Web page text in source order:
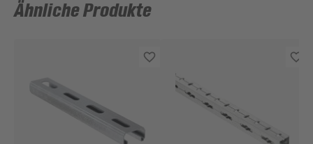
Ähnliche Produkte